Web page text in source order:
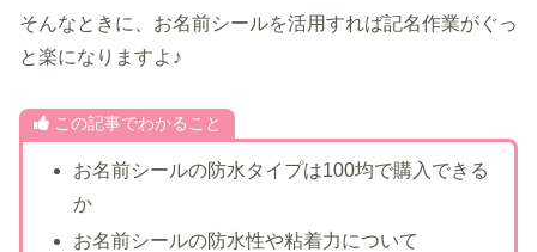
そんなときに、お名前シールを活用すれば記名作業がぐっ
と楽になりますよ♪
この記事でわかること
お名前シールの防水タイプは100均で購入できる
か
お名前シールの防水性や粘着力について